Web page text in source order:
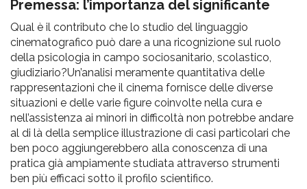
l'infanzia
e
l'adolescenza
Premessa: l’importanza del significante
Qual è il contributo che lo studio del linguaggio
cinematografico può dare a una ricognizione sul ruolo
della psicologia in campo sociosanitario, scolastico,
giudiziario?Un’analisi meramente quantitativa delle
rappresentazioni che il cinema fornisce delle diverse
situazioni e delle varie figure coinvolte nella cura e
nell’assistenza ai minori in difficoltà non potrebbe andare
al di là della semplice illustrazione di casi particolari che
ben poco aggiungerebbero alla conoscenza di una
pratica già ampiamente studiata attraverso strumenti
ben più efficaci sotto il profilo scientifico.